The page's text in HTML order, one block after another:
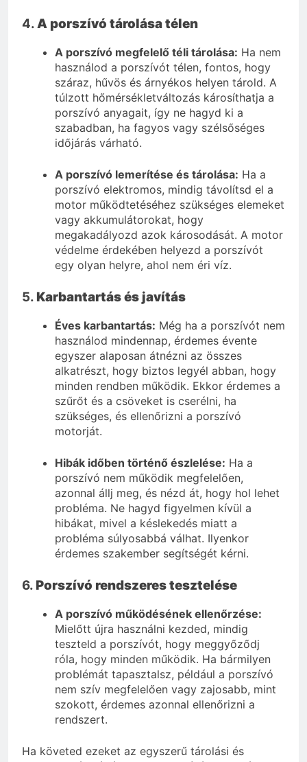
4.A porszívó tárolása télen
A porszívó megfelelő téli tárolása: Ha nem
használod a porszívót télen, fontos, hogy
száraz, hűvös és árnyékos helyen tárold. A
túlzott hőmérsékletváltozás károsíthatja a
porszívó anyagait, így ne hagyd ki a
szabadban, ha fagyos vagy szélsőséges
időjárás várható.
A porszívó lemerítése és tárolása: Ha a
porszívó elektromos, mindig távolítsd el a
motor működtetéséhez szükséges elemeket
vagy akkumulátorokat, hogy
megakadályozd azok károsodását. A motor
védelme érdekében helyezd a porszívót
egy olyan helyre, ahol nem éri víz.
5. Karbantartás és javítás
Éves karbantartás: Még ha a porszívót nem
használod mindennap, érdemes évente
egyszer alaposan átnézni az összes
alkatrészt, hogy biztos legyél abban, hogy
minden rendben működik. Ekkor érdemes a
szűrőt és a csöveket is cserélni, ha
szükséges, és ellenőrizni a porszívó
motorját.
Hibák időben történő észlelése: Ha a
porszívó nem működik megfelelően,
azonnal állj meg, és nézd át, hogy hol lehet
probléma. Ne hagyd figyelmen kívül a
hibákat, mivel a késlekedés miatt a
probléma súlyosabbá válhat. Ilyenkor
érdemes szakember segítségét kérni.
6. Porszívó rendszeres tesztelése
A porszívó működésének ellenőrzése:
Mielőtt újra használni kezded, mindig
teszteld a porszívót, hogy meggyőződj
róla, hogy minden működik. Ha bármilyen
problémát tapasztalsz, például a porszívó
nem szív megfelelően vagy zajosabb, mint
szokott, érdemes azonnal ellenőrizni a
rendszert.
Ha követed ezeket az egyszerű tárolási és